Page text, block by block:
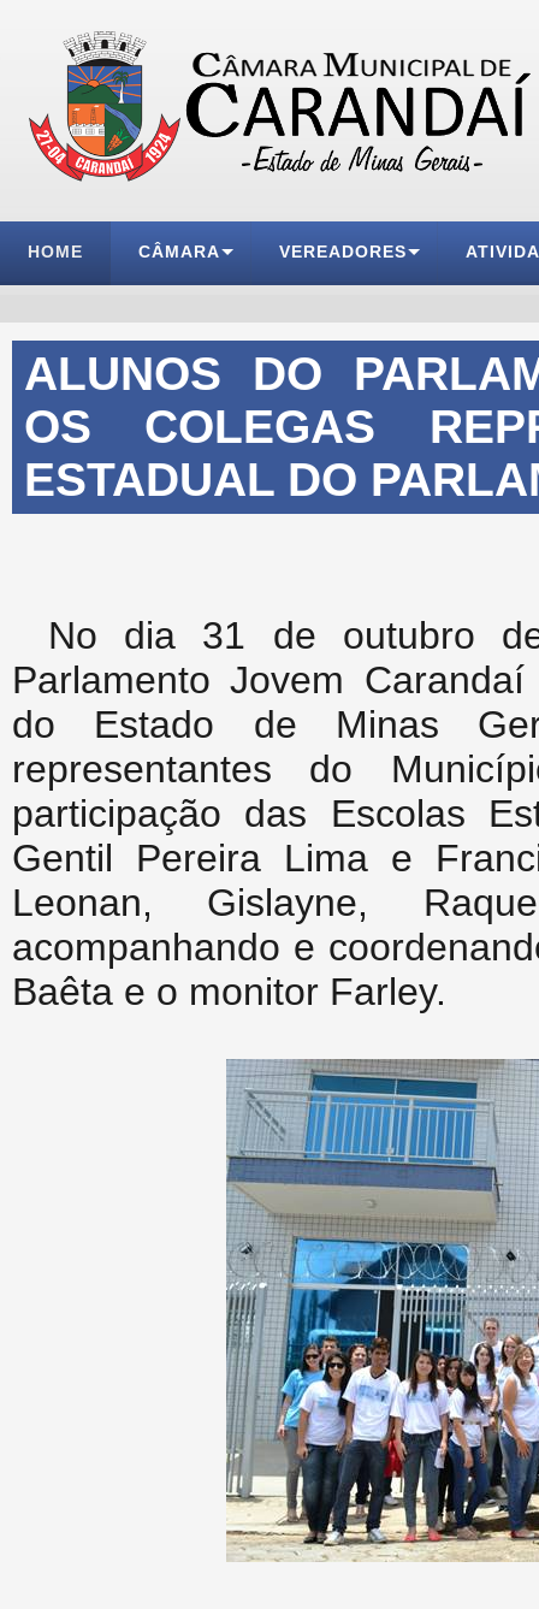
HOME CÂMARA VEREADORES
ALUNOS DO
OS COLEGAS
ESTADUAL DO
No dia 31 de outubro
Parlamento Jovem
do Estado de Minas
representantes do
participação das Escolas
Gentil Pereira Lima e
Leonan, Gislayne,
acompanhando e
Baêta e o monitor Farley.